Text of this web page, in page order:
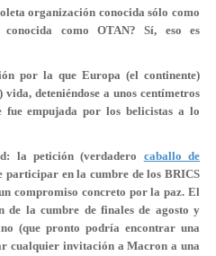
organización conocida sólo como
como OTAN? Sí, eso es
por la que Europa (el continente)
deteniéndose a unos centímetros
fue empujada por los belicistas a lo
la petición (verdadero caballo de
participar en la cumbre de los BRICS
compromiso concreto por la paz. El
de la cumbre de finales de agosto y
(que pronto podría encontrar una
cualquier invitación a Macron a una